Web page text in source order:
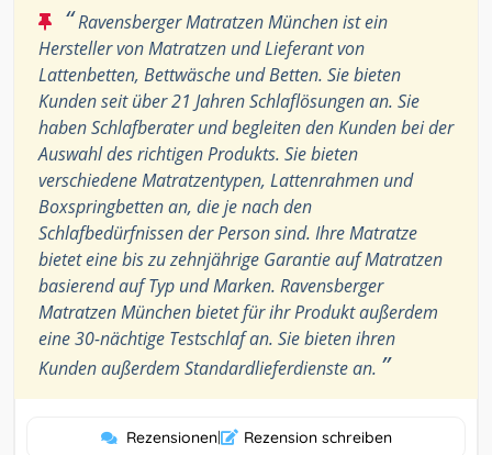
“Ravensberger Matratzen München ist ein
Hersteller von Matratzen und Lieferant von
Lattenbetten, Bettwäsche und Betten. Sie bieten
Kunden seit über 21 Jahren Schlaflösungen an. Sie
haben Schlafberater und begleiten den Kunden bei der
Auswahl des richtigen Produkts. Sie bieten
verschiedene Matratzentypen, Lattenrahmen und
Boxspringbetten an, die je nach den
Schlafbedürfnissen der Person sind. Ihre Matratze
bietet eine bis zu zehnjährige Garantie auf Matratzen
basierend auf Typ und Marken. Ravensberger
Matratzen München bietet für ihr Produkt außerdem
eine 30-nächtige Testschlaf an. Sie bieten ihren
Kunden außerdem Standardlieferdienste an. ”
Rezensionen| Rezension schreiben